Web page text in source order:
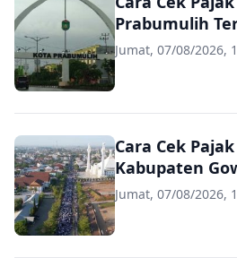
Prabumulih
Jumat, 07/08/2026,
Cara Cek
Kabupaten
Jumat, 07/08/2026,